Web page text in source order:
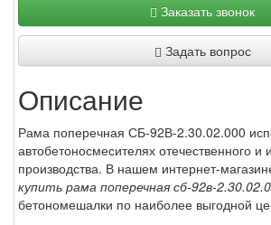
Заказать звонок
Задать вопрос
Описание
Рама поперечная СБ-92В-2.30.02.000
автобетоносмесителях отечественного и
производства. В нашем интернет-
купить рама поперечная сб-92в-
бетономешалки по наиболее выгодной